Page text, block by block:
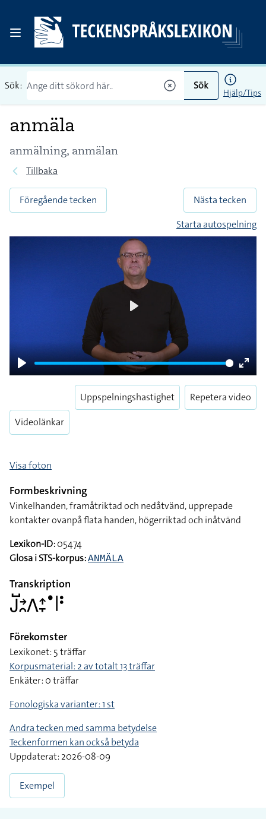
Sök: Sök
Hjälp/Tips
anmäla
anmälning, anmälan
Tillbaka
Föregående tecken
Nästa tecken
Starta autospelning
Play
Enter
Videolänkar
Uppspelningshastighet Repetera video
Visa foton
Formbeskrivning
Vinkelhanden, framåtriktad och nedåtvänd, upprepade
kontakter ovanpå flata handen, högerriktad och inåtvänd
Lexikon-ID:05474
Glosa i STS-korpus:ANMÄLA
Transkription
􌤢􌤹􌥔􌥘􌤣􌤴􌥙􌤟􌥼􌥻
Förekomster
Lexikonet: 5 träffar
Korpusmaterial: 2 av totalt 13 träffar
Enkäter: 0 träffar
Fonologiska varianter: 1 st
Andra tecken med samma betydelse
Teckenformen kan också betyda
Uppdaterat: 2026-08-09
Exempel